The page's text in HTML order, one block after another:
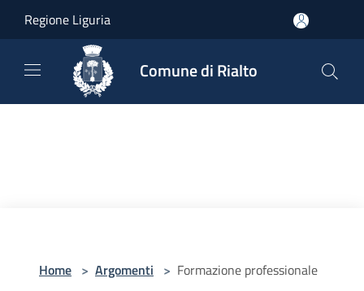
Regione Liguria
Comune di Rialto
Home > Argomenti > Formazione professionale